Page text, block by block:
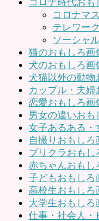
コロナマ
テレワー
ソーシャ
猫のおもしろ画
犬のおもしろ画
犬猫以外の動物
カップル・夫婦
恋愛おもしろ画
男女の違いおも
女子あるある・
自撮りおもしろ
プリクラおもし
赤ちゃんおもし
子どもおもしろ
高校生おもしろ
大学生おもしろ
仕事・社会人・